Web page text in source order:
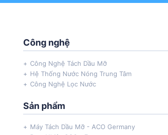
Công nghệ
Công Nghệ Tách Dầu Mỡ
Hệ Thống Nước Nóng Trung Tâm
Công Nghệ Lọc Nước
Sản phẩm
Máy Tách Dầu Mỡ - ACO Germany